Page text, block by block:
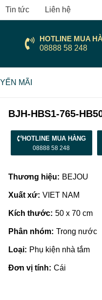
Tin tức Liên hệ
HOTLINE MUA
08888 58 248
MÃI
BJH-HBS1-765-
HOTLINE MUA HÀNG
08888 58 248
Thương hiệu: BEJOU
Xuất xứ: VIET NAM
Kích thước: 50 x 70 cm
Phân nhóm: Trong nước
Loại: Phụ kiện nhà tắm
Đơn vị tính: Cái